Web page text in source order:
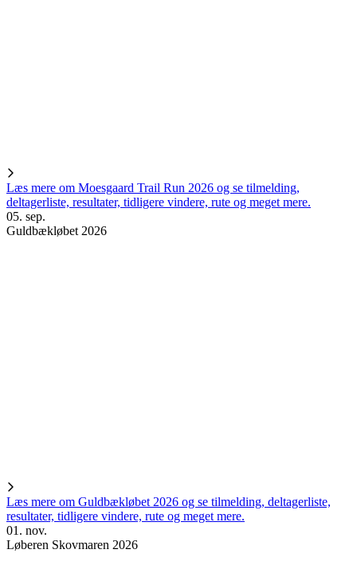
Læs mere om Moesgaard Trail Run 2026 og se tilmelding,
deltagerliste, resultater, tidligere vindere, rute og meget mere.
05. sep.
Guldbækløbet 2026
Læs mere om Guldbækløbet 2026 og se tilmelding, deltagerliste,
resultater, tidligere vindere, rute og meget mere.
01. nov.
Løberen Skovmaren 2026